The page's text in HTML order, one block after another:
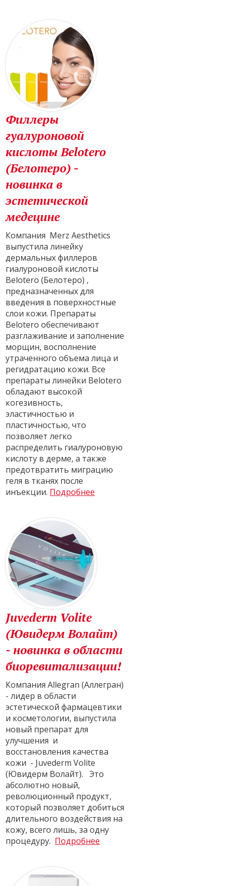
Филлеры
гуалуроновой
кислоты Belotero
(Белотеро) -
новинка в
эстетической
медецине
Компания Merz Aesthetics
выпустила линейку
дермальных филлеров
гиалуроновой кислоты
Belotero (Белотеро) ,
предназначенных для
введения в поверхностные
слои кожи. Препараты
Belotero обеспечивают
разглаживание и заполнение
морщин, восполнение
утраченного объема лица и
регидратацию кожи. Все
препараты линейки Belotero
обладают высокой
когезивность,
эластичностью и
пластичностью, что
позволяет легко
распределить гиалуроновую
кислоту в дерме, а также
предотвратить миграцию
геля в тканях после
инъекции. Подробнее
Juvederm Volite
(Ювидерм Волайт)
- новинка в области
биоревитализации!
Компания Allegran (Аллегран)
- лидер в области
эстетической фармацевтики
и косметологии, выпустила
новый препарат для
улучшения и
восстановления качества
кожи - Juvederm Volite
(Ювидерм Волайт). Это
абсолютно новый,
революционный продукт,
который позволяет добиться
длительного воздействия на
кожу, всего лишь, за одну
процедуру. Подробнее